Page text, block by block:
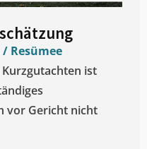
Resümee
ist
vor Gericht nicht